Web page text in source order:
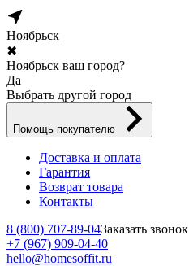
Ноябрьск
✖
Ноябрьск ваш город?
Да
Выбрать другой город
Помощь покупателю
Доставка и оплата
Гарантия
Возврат товара
Контакты
8 (800) 707-89-04Заказать звонок
+7 (967) 909-04-40
hello@homesoffit.ru